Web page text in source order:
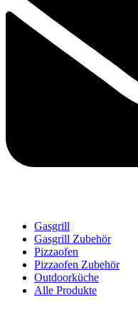
Gasgrill
Gasgrill Zubehör
Pizzaofen
Pizzaofen Zubehör
Outdoorküche
Alle Produkte